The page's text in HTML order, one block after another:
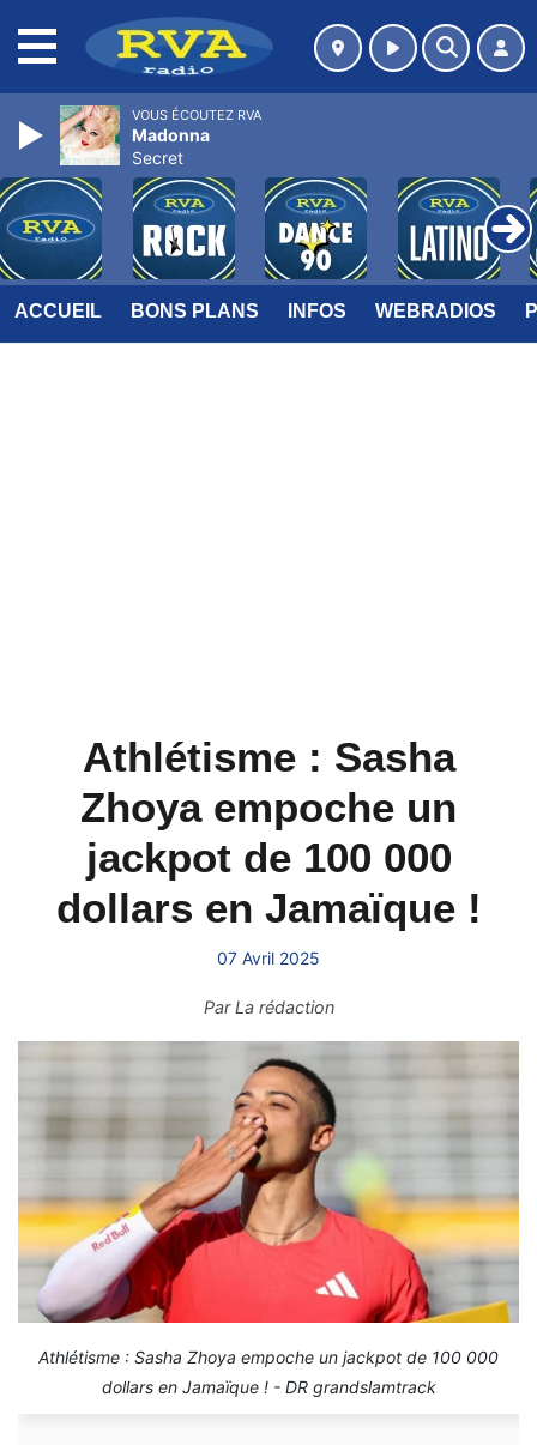
ACCUEIL BONS PLANS INFOS WEBRADIOS
Athlétisme : Sasha
Zhoya empoche un
jackpot de 100 000
dollars en Jamaïque !
07 Avril 2025
ParLa rédaction
Athlétisme : Sasha Zhoya empoche un jackpot de 100 000
dollars en Jamaïque ! - DR grandslamtrack
VOUS ÉCOUTEZ RVA
Madonna
Secret